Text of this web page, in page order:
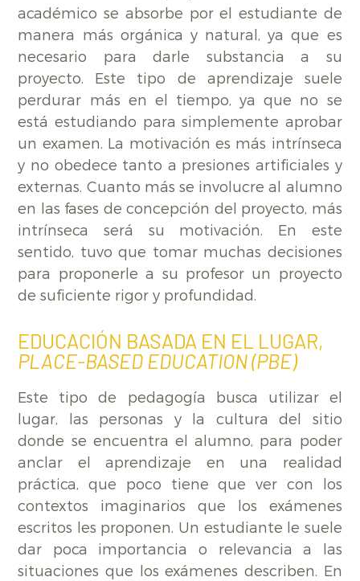
académico se absorbe por el estudiante de
manera más orgánica y natural, ya que es
necesario para darle substancia a su
proyecto. Este tipo de aprendizaje suele
perdurar más en el tiempo, ya que no se
está estudiando para simplemente aprobar
un examen. La motivación es más intrínseca
y no obedece tanto a presiones artificiales y
externas. Cuanto más se involucre al alumno
en las fases de concepción del proyecto, más
intrínseca será su motivación. En este
sentido, tuvo que tomar muchas decisiones
para proponerle a su profesor un proyecto
de suficiente rigor y profundidad.
EDUCACIÓN BASADA EN EL LUGAR,
PLACE-BASED EDUCATION (PBE)
Este tipo de pedagogía busca utilizar el
lugar, las personas y la cultura del sitio
donde se encuentra el alumno, para poder
anclar el aprendizaje en una realidad
práctica, que poco tiene que ver con los
contextos imaginarios que los exámenes
escritos les proponen. Un estudiante le suele
dar poca importancia o relevancia a las
situaciones que los exámenes describen. En